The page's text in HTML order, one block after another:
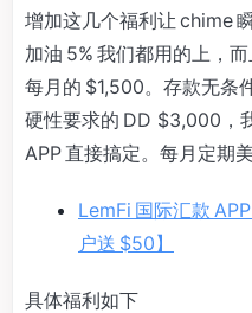
增加这几个福利让 chime
加油 5% 我们都用的上，
每月的 $1,500。存款无条
硬性要求的 DD $3,000，
APP 直接搞定。每月定期
LemFi 国际汇款
户送 $50】
具体福利如下